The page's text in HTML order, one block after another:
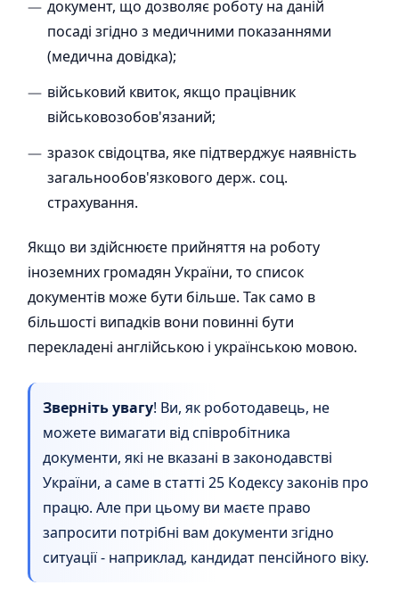
документ, що дозволяє роботу на даній
посаді згідно з медичними показаннями
(медична довідка);
військовий квиток, якщо працівник
військовозобов'язаний;
зразок свідоцтва, яке підтверджує наявність
загальнообов'язкового держ. соц.
страхування.
Якщо ви здійснюєте прийняття на роботу
іноземних громадян України, то список
документів може бути більше. Так само в
більшості випадків вони повинні бути
перекладені англійською і українською мовою.
Зверніть увагу! Ви, як роботодавець, не
можете вимагати від співробітника
документи, які не вказані в законодавстві
України, а саме в статті 25 Кодексу законів про
працю. Але при цьому ви маєте право
запросити потрібні вам документи згідно
ситуації - наприклад, кандидат пенсійного віку.